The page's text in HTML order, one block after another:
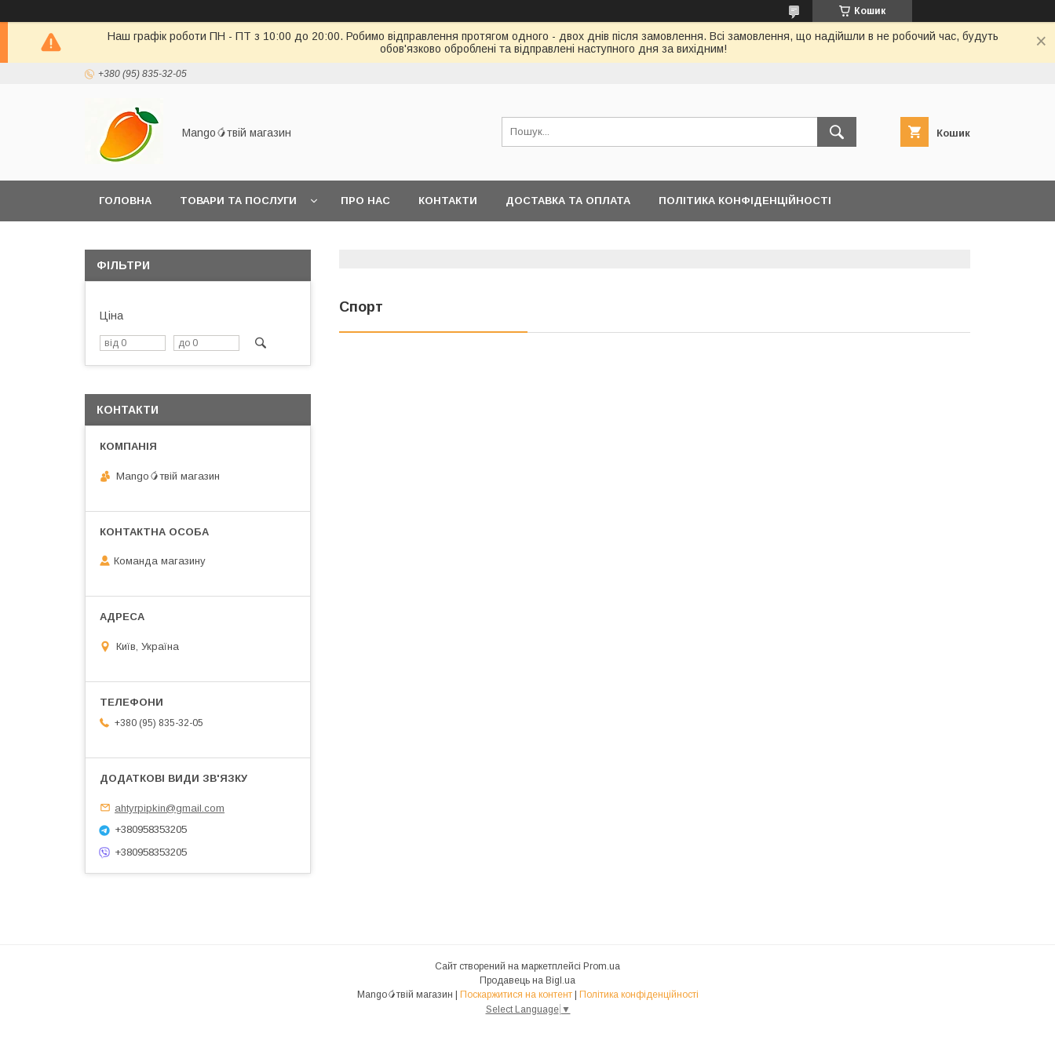
Кошик
Наш графік роботи ПН - ПТ з 10:00 до 20:00. Робимо відправлення протягом одного - двох днів після замовлення. Всі замовлення, що надійшли в не робочий час, будуть
обов'язково оброблені та відправлені наступного дня за вихідним!
+380 (95) 835-32-05
Mango🥭твій магазин Кошик
ГОЛОВНА ТОВАРИ ТА ПОСЛУГИ ПРО НАС КОНТАКТИ ДОСТАВКА ТА ОПЛАТА ПОЛІТИКА КОНФІДЕНЦІЙНОСТІ
Спорт
ФІЛЬТРИ
Ціна
КОНТАКТИ
Mango🥭твій магазин
Команда магазину
Київ, Україна
+380 (95) 835-32-05
ahtyrpipkin@gmail.com
+380958353205
+380958353205
Сайт створений на маркетплейсі Prom.ua
Продавець на Bigl.ua
Поскаржитися на контент
Політика конфіденційності
Select Language ▼